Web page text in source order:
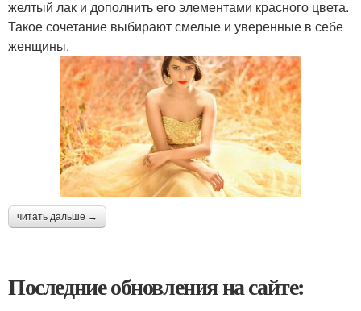
желтый лак и дополнить его элементами красного цвета.
Такое сочетание выбирают смелые и уверенные в себе
женщины.
читать дальше →
Последние обновления на сайте: